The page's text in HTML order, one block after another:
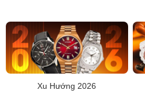
Xu Hướng 2026